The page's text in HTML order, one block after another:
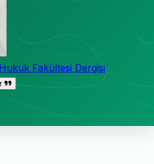
Fakültesi Dergisi